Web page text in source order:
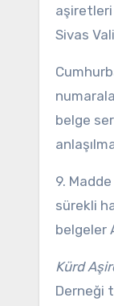
aşiretleri
Sivas
belge
9.
sürekli
belgeler
Kürd
Derneği